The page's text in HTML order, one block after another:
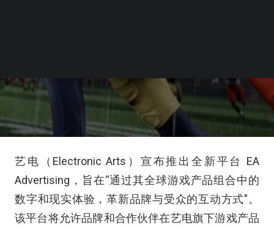
艺电（Electronic Arts）宣布推出全新平台 EA
Advertising，旨在“通过其全球游戏产品组合中的
数字和现实体验，革新品牌与受众的互动方式”。
该平台将允许品牌和合作伙伴在艺电旗下游戏产品